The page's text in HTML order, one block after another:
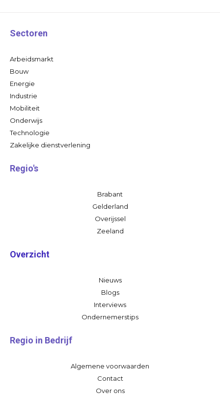
Sectoren
Arbeidsmarkt
Bouw
Energie
Industrie
Mobiliteit
Onderwijs
Technologie
Zakelijke dienstverlening
Regio's
Brabant
Gelderland
Overijssel
Zeeland
Overzicht
Nieuws
Blogs
Interviews
Ondernemerstips
Regio in Bedrijf
Algemene voorwaarden
Contact
Over ons